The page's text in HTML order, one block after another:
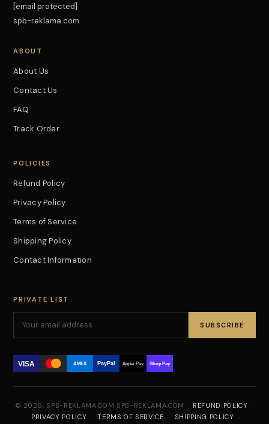
[email protected]
spb-reklama.com
ABOUT
About Us
Contact Us
FAQ
Track Order
POLICIES
Refund Policy
Privacy Policy
Terms of Service
Shipping Policy
Contact Information
PRIVATE LIST
SUBSCRIBE
VISA AMEX PayPal Apple Pay Shop Pay
© 2026, SPB-REKLAMA.COM SPB-REKLAMA.COM · REFUND POLICY ·
PRIVACY POLICY · TERMS OF SERVICE · SHIPPING POLICY ·